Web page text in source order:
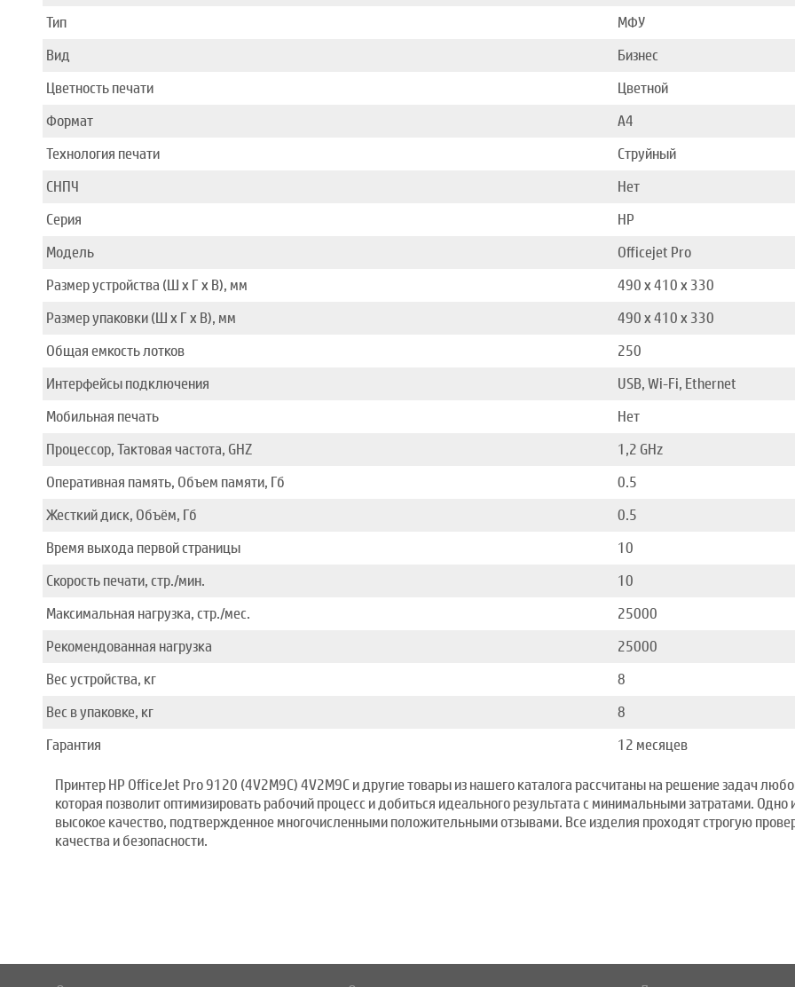
Тип
МФУ
Вид
Бизнес
Цветность печати
Цветной
Формат
A4
Технология печати
Струйный
СНПЧ
Нет
Серия
HP
Модель
Officejet Pro
Размер устройства (Ш x Г x В), мм
490 x 410 x 330
Размер упаковки (Ш x Г x В), мм
490 x 410 x 330
Общая емкость лотков
250
Интерфейсы подключения
USB, Wi-Fi, Ethernet
Мобильная печать
Нет
Процессор, Тактовая частота, GHZ
1,2 GHz
Оперативная память, Объем памяти, Гб
0.5
Жесткий диск, Объём, Гб
0.5
Время выхода первой страницы
10
Скорость печати, стр./мин.
10
Максимальная нагрузка, стр./мес.
25000
Рекомендованная нагрузка
25000
Вес устройства, кг
8
Вес в упаковке, кг
8
Гарантия
12 месяцев
Принтер HP OfficeJet Pro 9120 (4V2M9C) 4V2M9C и другие товары из нашего каталога рассчитаны на решение задач
которая позволит оптимизировать рабочий процесс и добиться идеального результата с минимальными затратами.
высокое качество, подтвержденное многочисленными положительными отзывами. Все изделия проходят строгую
качества и безопасности.